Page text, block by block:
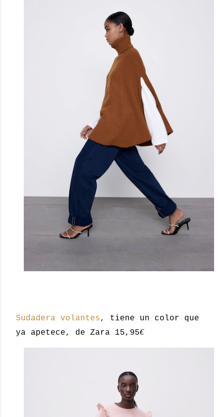
Sudadera volantes, tiene un color que
ya apetece, de Zara 15,95€